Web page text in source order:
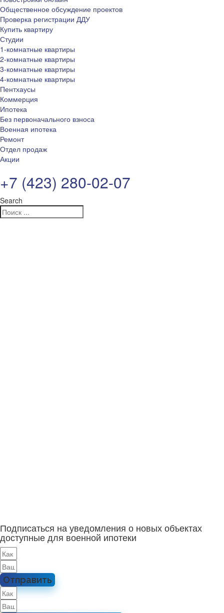
Общественное обсуждение проектов
Проверка регистрации ДДУ
Купить квартиру
Студии
1-комнатные квартиры
2-комнатные квартиры
3-комнатные квартиры
4-комнатные квартиры
Пентхаусы
Коммерция
Ипотека
Без первоначального взноса
Военная ипотека
Ремонт
Отдел продаж
Акции
+7 (423) 280-02-07
Search
Подписаться на уведомления о новых объектах
доступные для военной ипотеки
Отправить